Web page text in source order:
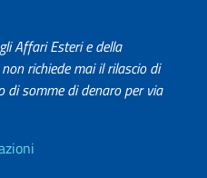
Affari Esteri e della
richiede mai il rilascio di
di somme di denaro per via